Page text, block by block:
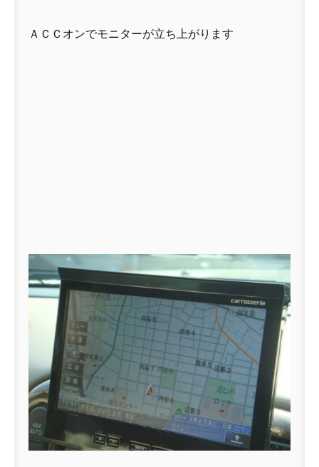
ＡＣＣオンでモニターが立ち上がります